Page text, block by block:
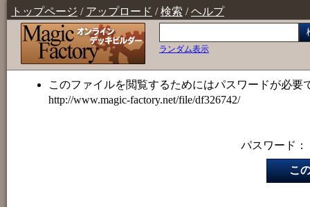
トップページ / アップロード /検索 /ヘルプ
ランダム表示
このファイルを閲覧するためにはパスワードが必要
http://www.magic-factory.net/file/df326742/
パスワード：
こ